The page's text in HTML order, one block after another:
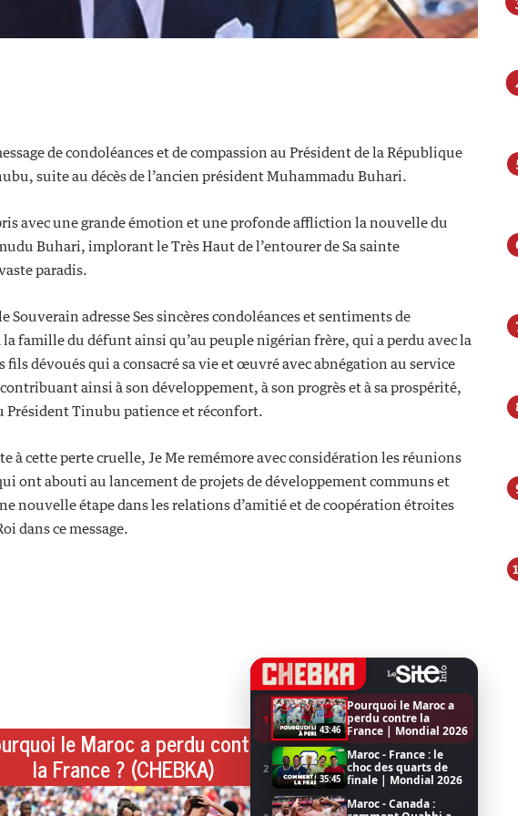
de condoléances et de compassion au Président de la République
suite au décès de l’ancien président Muhammadu Buhari.
avec une grande émotion et une profonde affliction la nouvelle du
Buhari, implorant le Très Haut de l’entourer de Sa sainte
paradis.
adresse Ses sincères condoléances et sentiments de
famille du défunt ainsi qu’au peuple nigérian frère, qui a perdu avec la
dévoués qui a consacré sa vie et œuvré avec abnégation au service
ainsi à son développement, à son progrès et à sa prospérité,
Président Tinubu patience et réconfort.
à cette perte cruelle, Je Me remémore avec considération les réunions
ont abouti au lancement de projets de développement communs et
nouvelle étape dans les relations d’amitié et de coopération étroites
dans ce message.
1
43:46
Pourquoi le Maroc a
perdu contre la
France | Mondial 2026
2
35:45
Maroc - France : le
choc des quarts de
finale | Mondial 2026
Maroc - Canada :
le Maroc a perdu contre
la France ? (CHEBKA)